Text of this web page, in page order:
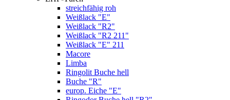
streichfähig roh
Weißlack "E"
Weißlack "R2"
Weißlack "R2 211"
Weißlack "E" 211
Macore
Limba
Ringolit Buche hell
Buche "R"
europ. Eiche "E"